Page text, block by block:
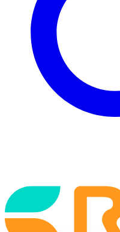
Back
to
frontpage